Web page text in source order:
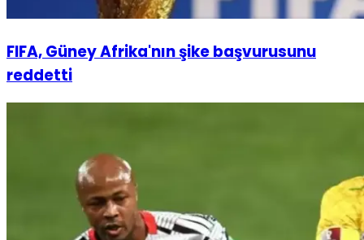
FIFA, Güney Afrika'nın şike başvurusunu
reddetti